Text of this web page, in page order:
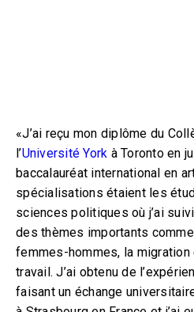
«J’ai reçu mon diplôme du
l’Université York à Toronto en
baccalauréat international en
spécialisations étaient les
sciences politiques où j’ai
des thèmes importants
femmes-hommes, la
travail. J’ai obtenu de
faisant un échange